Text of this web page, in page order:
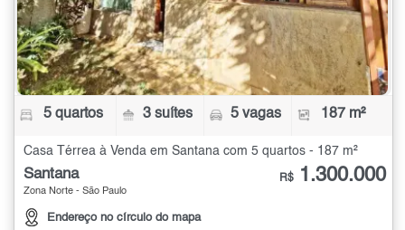
5 quartos 3 suítes 5 vagas 187 m²
Casa Térrea à Venda em Santana com 5 quartos - 187 m²
Santana
Zona Norte - São Paulo
Endereço no círculo do mapa
R$ 1.300.000